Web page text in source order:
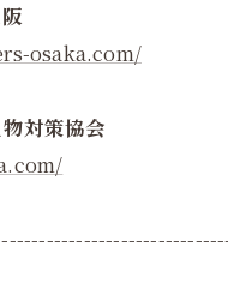
osaka.com/
対策協会